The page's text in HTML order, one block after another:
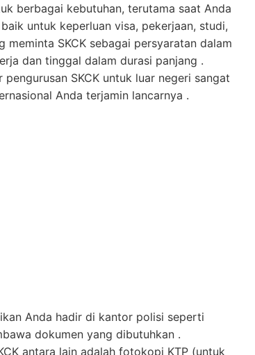
berbagai kebutuhan, terutama saat Anda
untuk keperluan visa, pekerjaan, studi,
meminta SKCK sebagai persyaratan dalam
dan tinggal dalam durasi panjang .
SKCK untuk luar negeri sangat
Anda terjamin lancarnya .
Anda hadir di kantor polisi seperti
dokumen yang dibutuhkan .
antara lain adalah fotokopi KTP (untuk